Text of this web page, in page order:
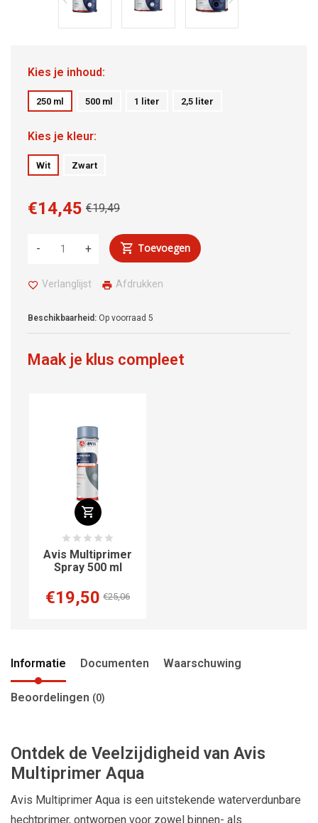
Kies je inhoud:
250 ml 500 ml 1 liter 2,5 liter
Kies je kleur:
Wit Zwart
€19,49
€14,45
+
- Toevoegen
Verlanglijst Afdrukken
Beschikbaarheid: Op voorraad 5
Maak je klus compleet
Avis Multiprimer
Spray 500 ml
€19,50 €25,06
Informatie Documenten Waarschuwing
Beoordelingen (0)
Ontdek de Veelzijdigheid van Avis
Multiprimer Aqua
Avis Multiprimer Aqua is een uitstekende waterverdunbare
hechtprimer, ontworpen voor zowel binnen- als